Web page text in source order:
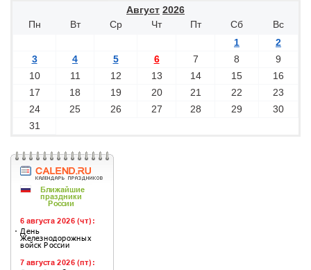
Август 2026
Пн
Вт Ср Чт Пт Сб
Вс
1
2
3
4 5 6 7 8
9
10
11 12 13 14 15
16
17
18 19 20 21 22
23
24
25 26 27 28 29
30
31